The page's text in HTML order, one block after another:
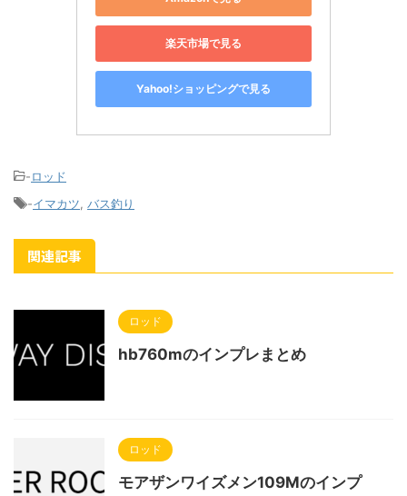
楽天市場で見る
Yahoo!ショッピングで見る
-ロッド
-イマカツ バス釣り
関連記事
ロッド
hb760mのインプレまとめ
ロッド
モアザンワイズメン109Mのインプ